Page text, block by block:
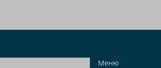
Меню